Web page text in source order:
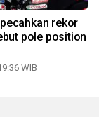
rekor
pole position
WIB